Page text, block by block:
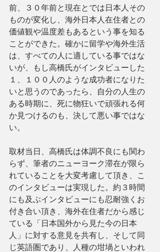
前、３０年前と現在とでは日本人その
ものが変化し、海外日本人在住者との
価値観や温度差もあるという事を知る
ことができた。確かに留学や海外生活
は、すべての人に適している事ではな
いが、もし高橋氏がインタビューした
１、１００人のような成功者になりた
いと思うのであったら、自分の人生の
ある時期に、死に物狂いで頑張れる何
か見つけるのも、決して悪い事ではな
い。
取材当日、高橋氏は体調不良にも関わ
らず、筆者のニューヨーク滞在が限ら
れていることを大変考慮して頂き、こ
のインタビューは実現した。約３時間
にも及ぶインタビューにも忍耐強くお
付き合い頂き、海外在住者だから感じ
ている「日本国外から見た今の日本
人」に対する意見を共有し、そして同
じ英語圏であり、人種の坩堝といわれ